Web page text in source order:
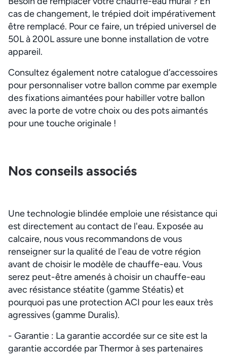
cas de changement, le trépied doit impérativement
être remplacé. Pour ce faire, un trépied universel de
50L à 200L assure une bonne installation de votre
appareil.
Consultez également notre catalogue d’accessoires
pour personnaliser votre ballon comme par exemple
des fixations aimantées pour habiller votre ballon
avec la porte de votre choix ou des pots aimantés
pour une touche originale !
Nos conseils associés
Une technologie blindée emploie une résistance qui
est directement au contact de l'eau. Exposée au
calcaire, nous vous recommandons de vous
renseigner sur la qualité de l'eau de votre région
avant de choisir le modèle de chauffe-eau. Vous
serez peut-être amenés à choisir un chauffe-eau
avec résistance stéatite (gamme Stéatis) et
pourquoi pas une protection ACI pour les eaux très
agressives (gamme Duralis).
- Garantie : La garantie accordée sur ce site est la
garantie accordée par Thermor à ses partenaires